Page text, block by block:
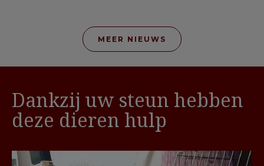
MEER NIEUWS
Dankzij uw steun hebben
deze dieren hulp